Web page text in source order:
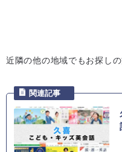
近隣の他の地域でもお探し